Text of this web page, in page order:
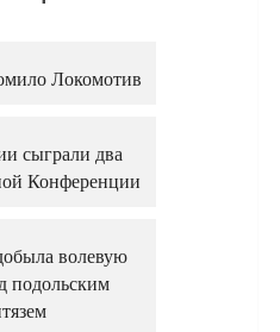
Локомотив
сыграли два
Конференции
волевую
подольским